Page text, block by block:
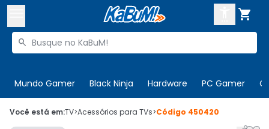

Buscar produtos

Mundo Gamer Black Ninja Hardware PC Gamer
 Olá. Acesse sua conta
Você está em:TV>Acessórios para TVs>Código 450420